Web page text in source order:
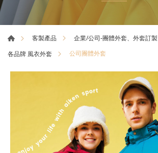
客製產品
企業/公司-團體外套、外套訂製
各品牌 風衣外套
公司團體外套